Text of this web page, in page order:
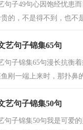
句子49句心因饱经忧患
的，不是得不到，也不
艺句子锦集65句
句子锦集65句漫长抗衡
刚一端上来时，那扑鼻
艺句子锦集50句
句子锦集50句我是可爱